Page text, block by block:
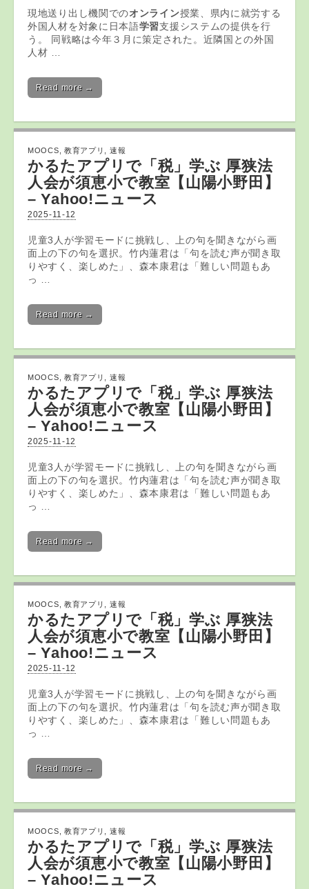
現地送り出し機関でのオンライン授業、県内に就労する
外国人材を対象に日本語学習支援システムの提供を行
う。 同戦略は今年３月に策定された。近隣国との外国
人材 …
Read more →
MOOCS 教育アプリ 速報
かるた アプリ で「税」学ぶ 厚狭法
人会が須恵小で教室【山陽小野田】
– Yahoo!ニュース
2025-11-12
児童3人が学習モードに挑戦し、上の句を聞きながら画
面上の下の句を選択。竹内蓮君は「句を読む声が聞き取
りやすく、楽しめた」、森本康君は「難しい問題もあ
っ …
Read more →
MOOCS 教育アプリ 速報
かるた アプリ で「税」学ぶ 厚狭法
人会が須恵小で教室【山陽小野田】
– Yahoo!ニュース
2025-11-12
児童3人が学習モードに挑戦し、上の句を聞きながら画
面上の下の句を選択。竹内蓮君は「句を読む声が聞き取
りやすく、楽しめた」、森本康君は「難しい問題もあ
っ …
Read more →
MOOCS 教育アプリ 速報
かるた アプリ で「税」学ぶ 厚狭法
人会が須恵小で教室【山陽小野田】
– Yahoo!ニュース
2025-11-12
児童3人が学習モードに挑戦し、上の句を聞きながら画
面上の下の句を選択。竹内蓮君は「句を読む声が聞き取
りやすく、楽しめた」、森本康君は「難しい問題もあ
っ …
Read more →
MOOCS 教育アプリ 速報
かるた アプリ で「税」学ぶ 厚狭法
人会が須恵小で教室【山陽小野田】
– Yahoo!ニュース